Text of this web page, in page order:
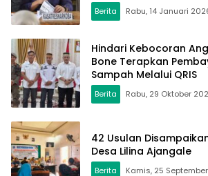
Berita Rabu, 14 Januari
Hindari Kebocoran
Bone Terapkan
Sampah Melalui QRIS
Berita Rabu, 29 Oktober
42 Usulan
Desa Lilina Ajangale
Berita Kamis, 25